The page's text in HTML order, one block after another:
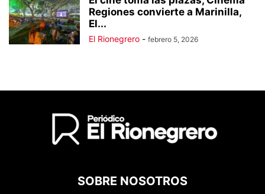
Regiones convierte a Marinilla,
El...
El Rionegrero - febrero 5, 2026
SOBRE NOSOTROS